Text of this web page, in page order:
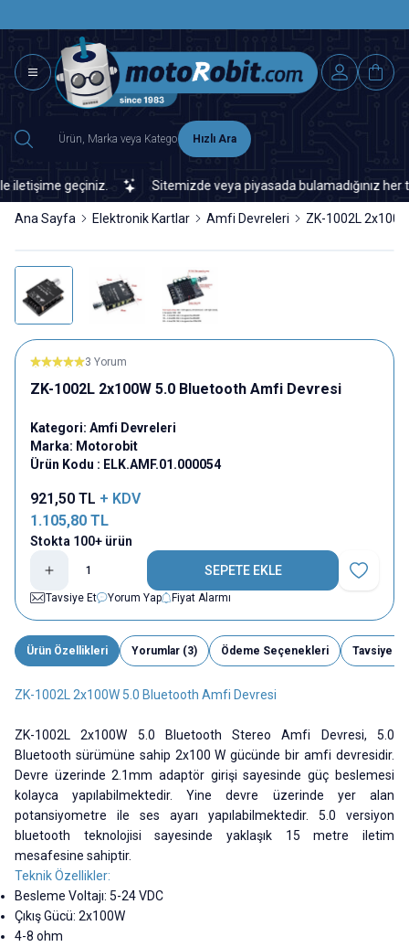
Hızlı Ara
geçiniz. Sitemizde veya piyasada bulamadığınız her
Ana Sayfa Elektronik Kartlar Amfi Devreleri ZK-1002L
3 Yorum
ZK-1002L 2x100W 5.0 Bluetooth Amfi Devresi
Kategori: Amfi Devreleri
Marka: Motorobit
Ürün Kodu : ELK.AMF.01.000054
921,50 TL + KDV
1.105,80 TL
Stokta 100+ ürün
SEPETE EKLE
Favoriye
Tavsiye Et
Yorum Yap Fiyat Alarmı
Ürün Özellikleri Yorumlar (3) Ödeme Seçenekleri Tavsiye Et
ZK-1002L 2x100W 5.0 Bluetooth Amfi Devresi
ZK-1002L 2x100W 5.0 Bluetooth Stereo Amfi Devresi, 5.0
Bluetooth sürümüne sahip 2x100 W gücünde bir amfi devresidir.
Devre üzerinde 2.1mm adaptör girişi sayesinde güç beslemesi
kolayca yapılabilmektedir. Yine devre üzerinde yer alan
potansiyometre ile ses ayarı yapılabilmektedir. 5.0 versiyon
bluetooth teknolojisi sayesinde yaklaşık 15 metre iletim
mesafesine sahiptir.
Teknik Özellikler:
Besleme Voltajı: 5-24 VDC
Çıkış Gücü: 2x100W
4-8 ohm